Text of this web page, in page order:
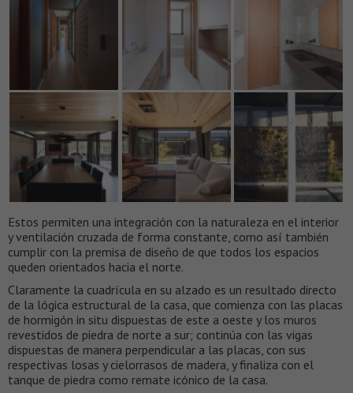
Estos permiten una integración con la naturaleza en el interior
y ventilación cruzada de forma constante, como así también
cumplir con la premisa de diseño de que todos los espacios
queden orientados hacia el norte.
Claramente la cuadrícula en su alzado es un resultado directo
de la lógica estructural de la casa, que comienza con las placas
de hormigón in situ dispuestas de este a oeste y los muros
revestidos de piedra de norte a sur; continúa con las vigas
dispuestas de manera perpendicular a las placas, con sus
respectivas losas y cielorrasos de madera, y finaliza con el
tanque de piedra como remate icónico de la casa.